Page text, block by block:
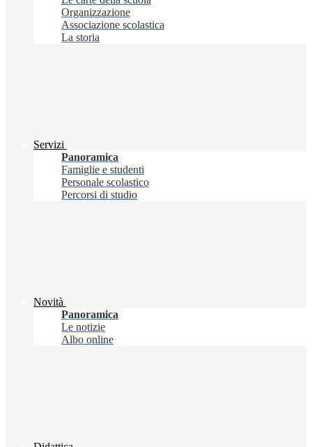
Organizzazione
Associazione scolastica
La storia
Servizi
Panoramica
Famiglie e studenti
Personale scolastico
Percorsi di studio
Novità
Panoramica
Le notizie
Albo online